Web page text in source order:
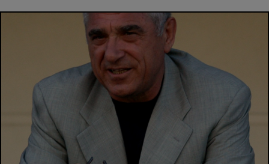
SuperLiga
Liga 2
Cupa României
Echipa Națională
U21
Fotbal feminin
Special